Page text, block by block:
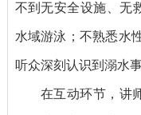
不到无安全设施、无
水域游泳；不熟悉水
听众深刻认识到溺水
在互动环节，讲